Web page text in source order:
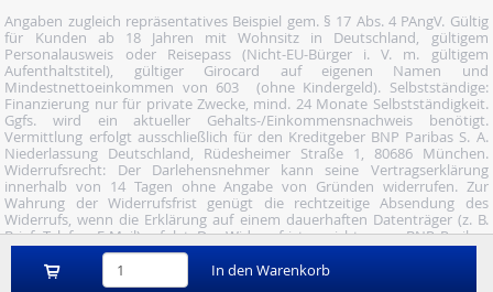
In den Warenkorb
Angaben zugleich repräsentatives Beispiel gem. § 17 Abs. 4 PAngV. Gültig
für Kunden ab 18 Jahren mit Wohnsitz in Deutschland, gültigem
Personalausweis oder Reisepass (Nicht-EU-Bürger i. V. m. gültigem
Aufenthaltstitel), gültiger Girocard auf eigenen Namen und
Mindestnettoeinkommen von 603  (ohne Kindergeld). Selbstständige:
Finanzierung nur für private Zwecke, mind. 24 Monate Selbstständigkeit.
Ggfs. wird ein aktueller Gehalts-/Einkommensnachweis benötigt.
Vermittlung erfolgt ausschließlich für den Kreditgeber BNP Paribas S. A.
Niederlassung Deutschland, Rüdesheimer Straße 1, 80686 München.
Widerrufsrecht: Der Darlehensnehmer kann seine Vertragserklärung
innerhalb von 14 Tagen ohne Angabe von Gründen widerrufen. Zur
Wahrung der Widerrufsfrist genügt die rechtzeitige Absendung des
Widerrufs, wenn die Erklärung auf einem dauerhaften Datenträger (z. B.
Brief, Telefax, E-Mail) erfolgt. Der Widerruf ist zu richten an: BNP Paribas
S.A. Niederlassung Deutschland, Wuhanstraße 5, 47051 Duisburg (Fax: 02
03/34 69 54-09; Tel.: 02 03/34 69 54-02; E- Mail:
widerruf@consorsfinanz.de).